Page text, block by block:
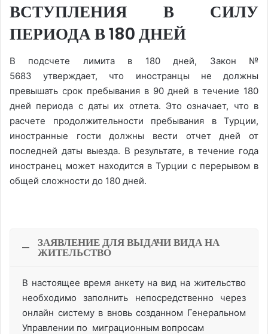
ВСТУПЛЕНИЯ В СИЛУ
ПЕРИОДА В 180 ДНЕЙ
В подсчете лимита в 180 дней, Закон №
5683 утверждает, что иностранцы не должны
превышать срок пребывания в 90 дней в течение 180
дней периода с даты их отлета. Это означает, что в
расчете продолжительности пребывания в Турции,
иностранные гости должны вести отчет дней от
последней даты выезда. В результате, в течение года
иностранец может находится в Турции с перерывом в
общей сложности до 180 дней.
ЗАЯВЛЕНИЕ ДЛЯ ВЫДАЧИ ВИДА НА
ЖИТЕЛЬСТВО
В настоящее время анкету на вид на жительство
необходимо заполнить непосредственно через
онлайн систему в вновь созданном Генеральном
Управлении по миграционным вопросам